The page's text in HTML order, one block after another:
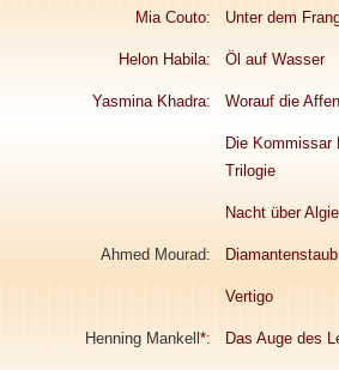
Mia Couto: Unter dem
Helon Habila: Öl auf Wasser
Yasmina Khadra: Worauf die
Die Kommissar
Trilogie
Nacht über
Ahmed Mourad: Diamantenstaub
Vertigo
Henning Mankell *: Das Auge des